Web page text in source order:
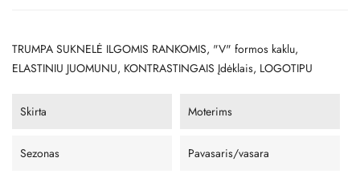
TRUMPA SUKNELĖ ILGOMIS RANKOMIS, "V" formos kaklu,
ELASTINIU JUOMUNU, KONTRASTINGAIS Įdėklais, LOGOTIPU
Skirta Moterims
Sezonas Pavasaris/vasara